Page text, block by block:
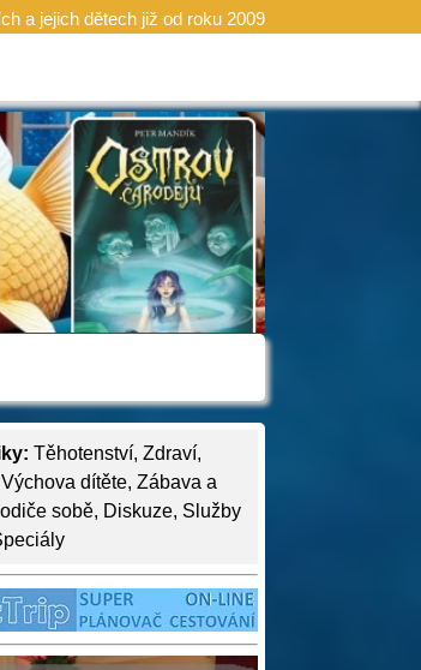
a jejich dětech již od roku 2009
Těhotenství, Zdraví,
Výchova dítěte, Zábava a
sobě, Diskuze, Služby